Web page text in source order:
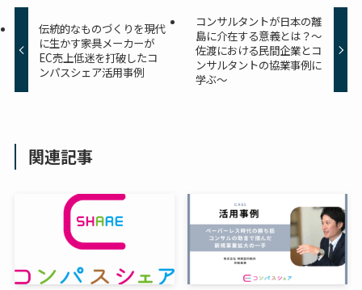
伝統的なものづくりを現代
に生かす――家具メーカーが
EC売上低迷を打破したコ
ンパスシェア活用事例
コンサルタントが日本の離
島に介在する意義とは？～
佐渡における民間企業とコ
ンサルタントの協業事例に
学ぶ～
関連記事